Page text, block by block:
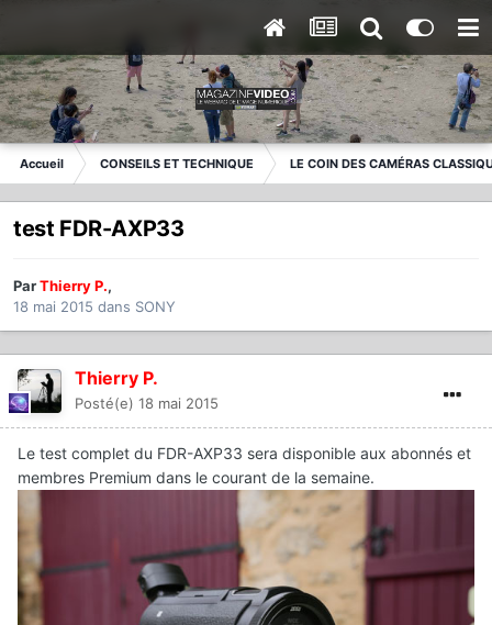
Accueil CONSEILS ET TECHNIQUE LE COIN DES CAMÉRAS
test FDR-AXP33
ParThierry P.,
18 mai 2015 dans SONY
Thierry P.
Posté(e) 18 mai 2015
Le test complet du FDR-AXP33 sera disponible aux abonnés et
membres Premium dans le courant de la semaine.